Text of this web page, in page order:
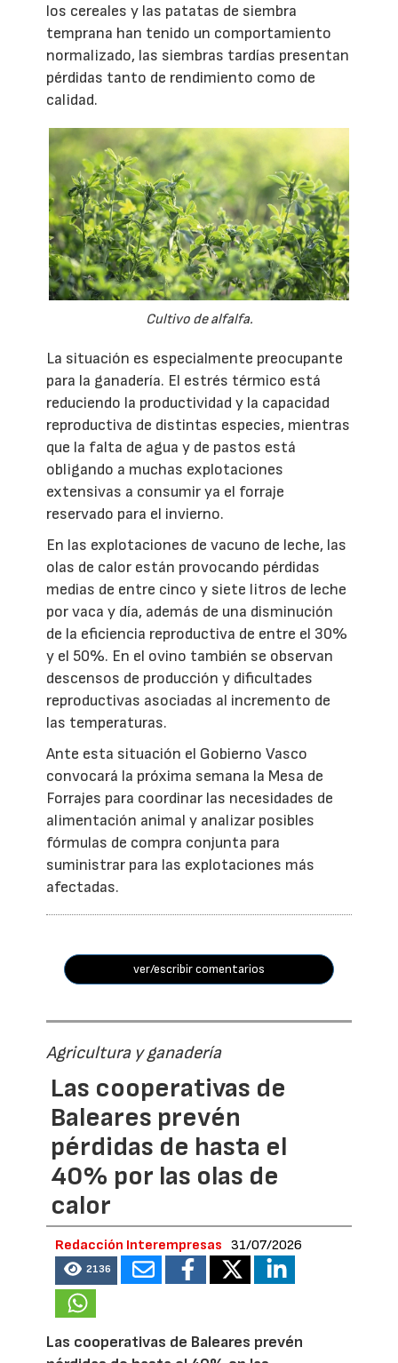
los cereales y las patatas de siembra
temprana han tenido un comportamiento
normalizado, las siembras tardías presentan
pérdidas tanto de rendimiento como de
calidad.
Cultivo de alfalfa.
La situación es especialmente preocupante
para la ganadería. El estrés térmico está
reduciendo la productividad y la capacidad
reproductiva de distintas especies, mientras
que la falta de agua y de pastos está
obligando a muchas explotaciones
extensivas a consumir ya el forraje
reservado para el invierno.
En las explotaciones de vacuno de leche, las
olas de calor están provocando pérdidas
medias de entre cinco y siete litros de leche
por vaca y día, además de una disminución
de la eficiencia reproductiva de entre el 30%
y el 50%. En el ovino también se observan
descensos de producción y dificultades
reproductivas asociadas al incremento de
las temperaturas.
Ante esta situación el Gobierno Vasco
convocará la próxima semana la Mesa de
Forrajes para coordinar las necesidades de
alimentación animal y analizar posibles
fórmulas de compra conjunta para
suministrar para las explotaciones más
afectadas.
ver/escribir comentarios
Agricultura y ganadería
Las cooperativas de
Baleares prevén
pérdidas de hasta el
40% por las olas de
calor
Redacción Interempresas 31/07/2026
2136
Las cooperativas de Baleares prevén